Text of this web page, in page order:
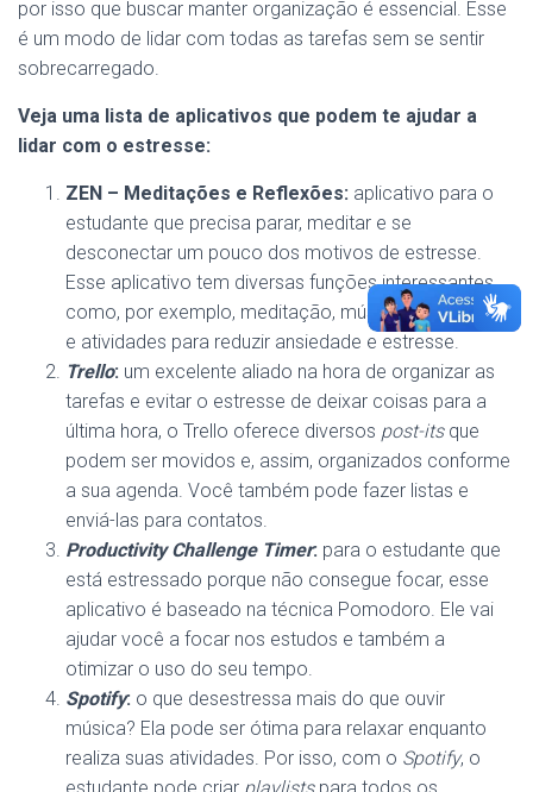
por isso que buscar manter organização é essencial. Esse
é um modo de lidar com todas as tarefas sem se sentir
sobrecarregado.
Veja uma lista de aplicativos que podem te ajudar a
lidar com o estresse:
ZEN – Meditações e Reflexões: aplicativo para o
estudante que precisa parar, meditar e se
desconectar um pouco dos motivos de estresse.
Esse aplicativo tem diversas funções interessantes,
como, por exemplo, meditação, músicas para dormir
e atividades para reduzir ansiedade e estresse.
Trello: um excelente aliado na hora de organizar as
tarefas e evitar o estresse de deixar coisas para a
última hora, o Trello oferece diversos post-itsque
podem ser movidos e, assim, organizados conforme
a sua agenda. Você também pode fazer listas e
enviá-las para contatos.
Productivity Challenge Timer: para o estudante que
está estressado porque não consegue focar, esse
aplicativo é baseado na técnica Pomodoro. Ele vai
ajudar você a focar nos estudos e também a
otimizar o uso do seu tempo.
Spotify: o que desestressa mais do que ouvir
música? Ela pode ser ótima para relaxar enquanto
realiza suas atividades. Por isso, com o Spotify, o